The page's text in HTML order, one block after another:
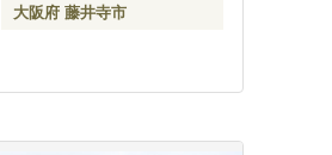
藤井寺市 / 谷口金属工業株
大阪府 藤井寺市